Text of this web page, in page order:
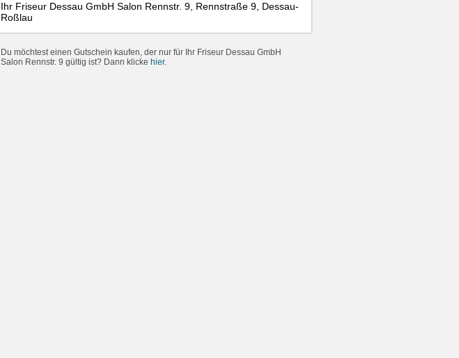
Ihr Friseur Dessau GmbH Salon Rennstr. 9, Rennstraße 9, Dessau-
Roßlau
Du möchtest einen Gutschein kaufen, der nur für Ihr Friseur Dessau GmbH
Salon Rennstr. 9 gültig ist? Dann klicke hier.